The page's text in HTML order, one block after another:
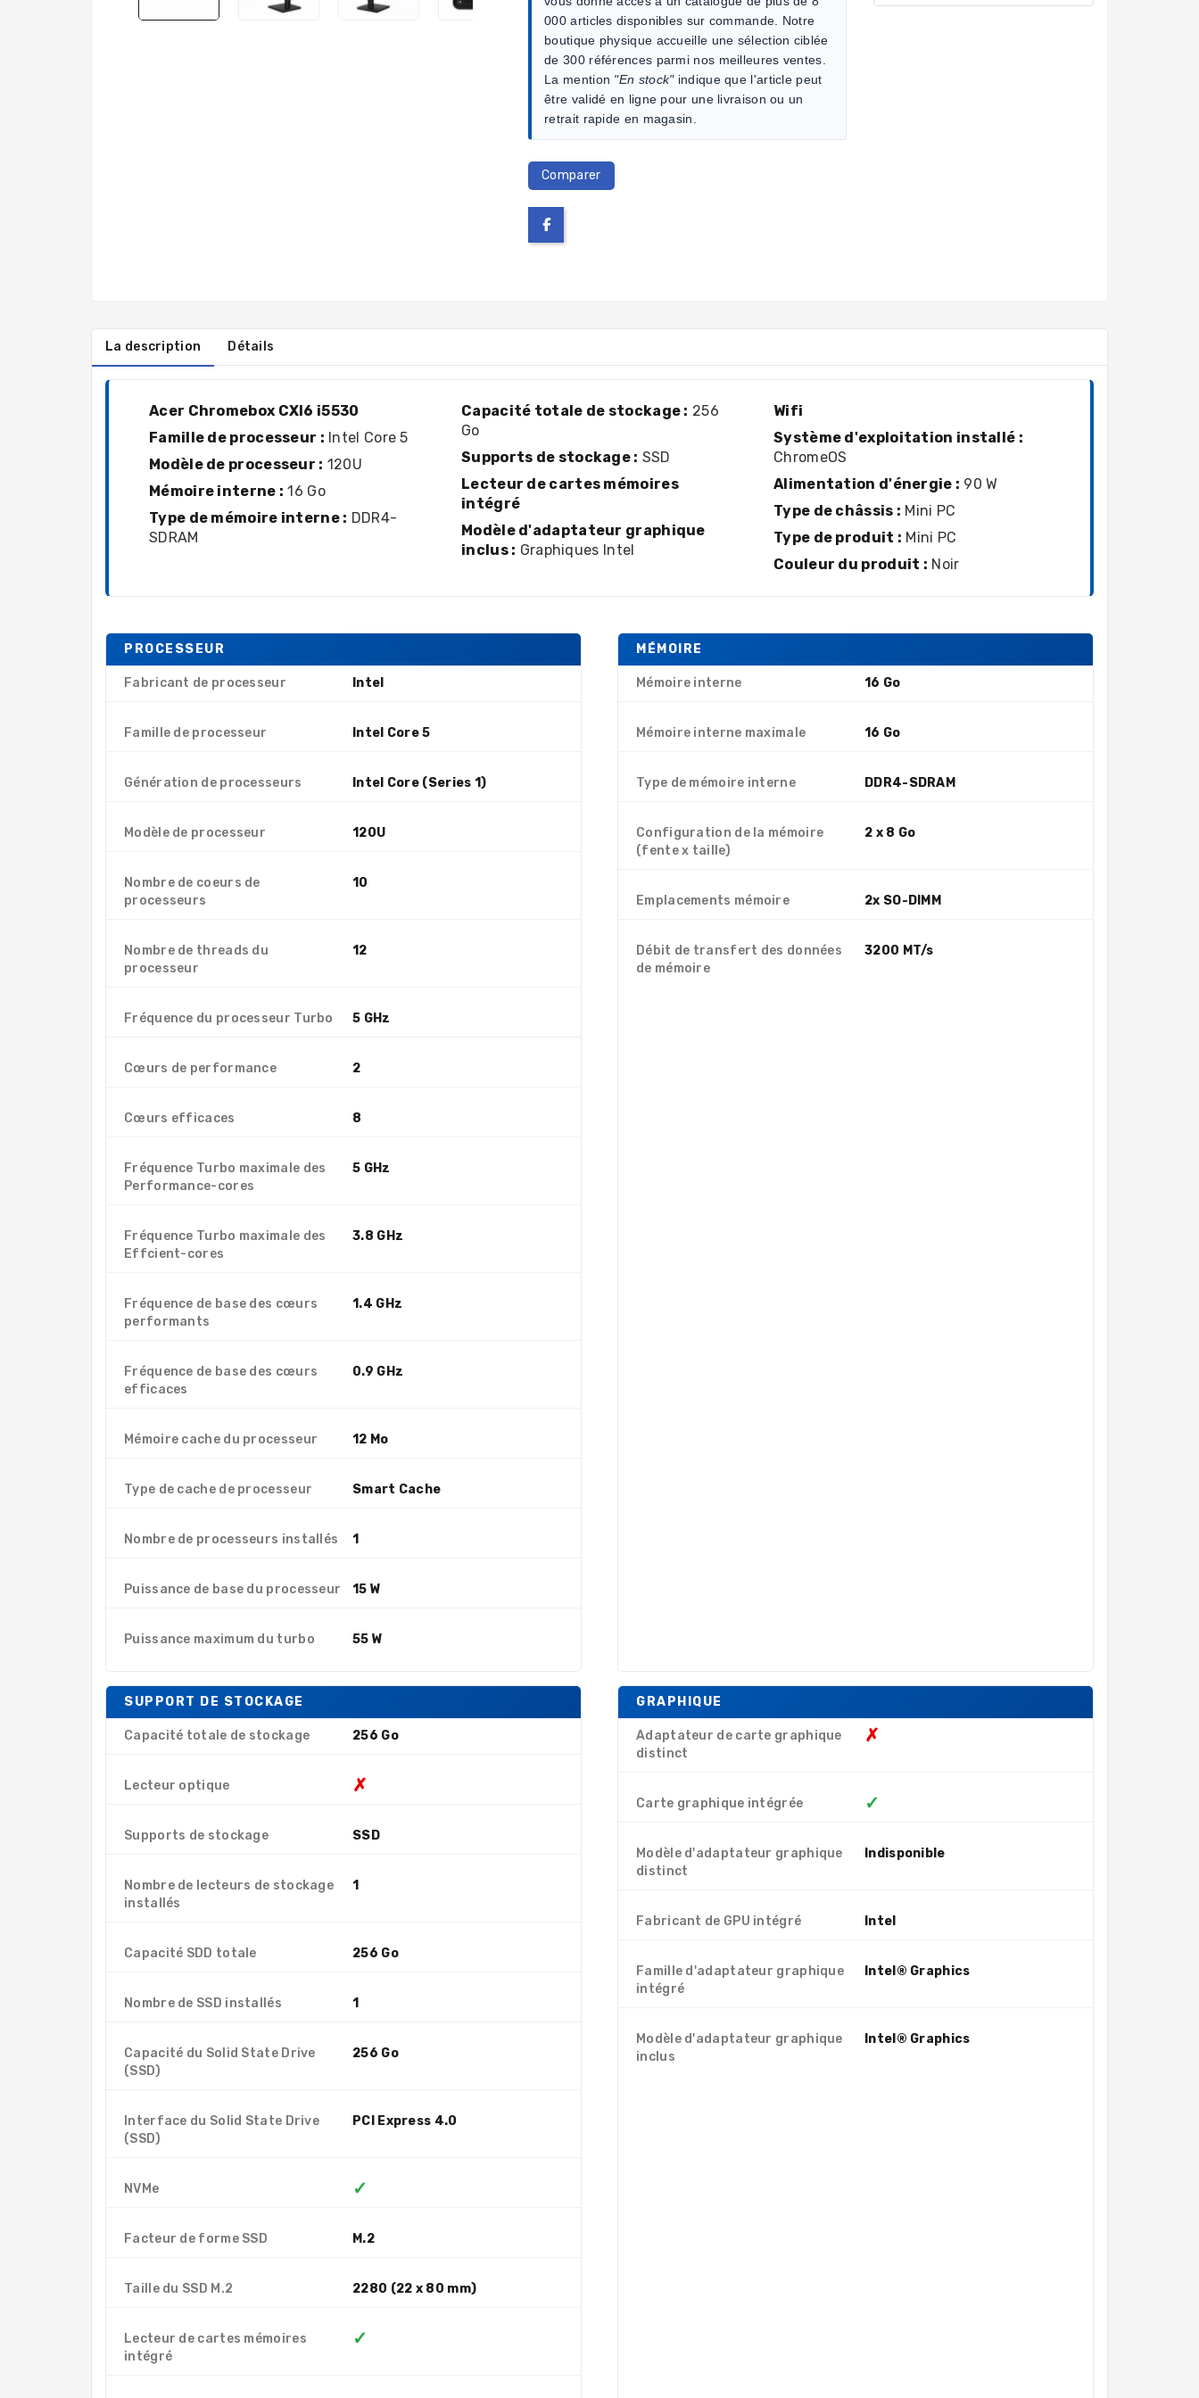
000 articles disponibles sur commande. Notre
boutique physique accueille une sélection ciblée
de 300 références parmi nos meilleures ventes.
La mention "En stock"indique que l'article peut
être validé en ligne pour une livraison ou un
retrait rapide en magasin.
Comparer
La description Détails
Acer Chromebox CXI6 i5530
Famille de processeur : Intel Core 5
Modèle de processeur : 120U
Mémoire interne : 16 Go
Type de mémoire interne : DDR4-
SDRAM
Capacité totale de stockage : 256
Go
Supports de stockage : SSD
Lecteur de cartes mémoires
intégré
Modèle d'adaptateur graphique
inclus : Graphiques Intel
Wifi
Système d'exploitation installé :
ChromeOS
Alimentation d'énergie : 90 W
Type de châssis : Mini PC
Type de produit : Mini PC
Couleur du produit : Noir
PROCESSEUR
Fabricant de processeur Intel
Famille de processeur Intel Core 5
Génération de processeurs Intel Core (Series 1)
Modèle de processeur 120U
Nombre de coeurs de
processeurs
10
Nombre de threads du
processeur
12
Fréquence du processeur Turbo 5 GHz
Cœurs de performance 2
Cœurs efficaces 8
Fréquence Turbo maximale des
Performance-cores
5 GHz
Fréquence Turbo maximale des
Effcient-cores
3.8 GHz
Fréquence de base des cœurs
performants
1.4 GHz
Fréquence de base des cœurs
efficaces
0.9 GHz
Mémoire cache du processeur 12 Mo
Type de cache de processeur Smart Cache
Nombre de processeurs installés 1
Puissance de base du processeur 15 W
Puissance maximum du turbo 55 W
MÉMOIRE
Mémoire interne 16 Go
Mémoire interne maximale 16 Go
Type de mémoire interne DDR4-SDRAM
Configuration de la mémoire
(fente x taille)
2 x 8 Go
Emplacements mémoire 2x SO-DIMM
Débit de transfert des données
de mémoire
3200 MT/s
SUPPORT DE STOCKAGE
Capacité totale de stockage 256 Go
Lecteur optique ✗
Supports de stockage SSD
Nombre de lecteurs de stockage
installés
1
Capacité SDD totale 256 Go
Nombre de SSD installés 1
Capacité du Solid State Drive
(SSD)
256 Go
Interface du Solid State Drive
(SSD)
PCI Express 4.0
NVMe ✓
Facteur de forme SSD M.2
Taille du SSD M.2 2280 (22 x 80 mm)
Lecteur de cartes mémoires
intégré
✓
GRAPHIQUE
Adaptateur de carte graphique
distinct
✗
Carte graphique intégrée ✓
Modèle d'adaptateur graphique
distinct
Indisponible
Fabricant de GPU intégré Intel
Famille d'adaptateur graphique
intégré
Intel® Graphics
Modèle d'adaptateur graphique
inclus
Intel® Graphics